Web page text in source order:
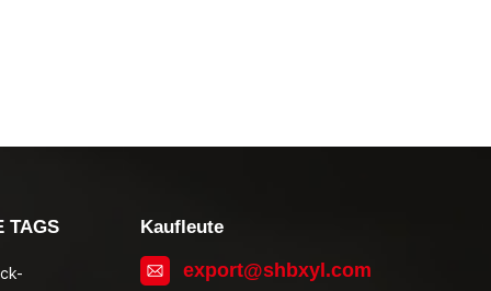
TAGS
Kaufleute
export@shbxyl.com